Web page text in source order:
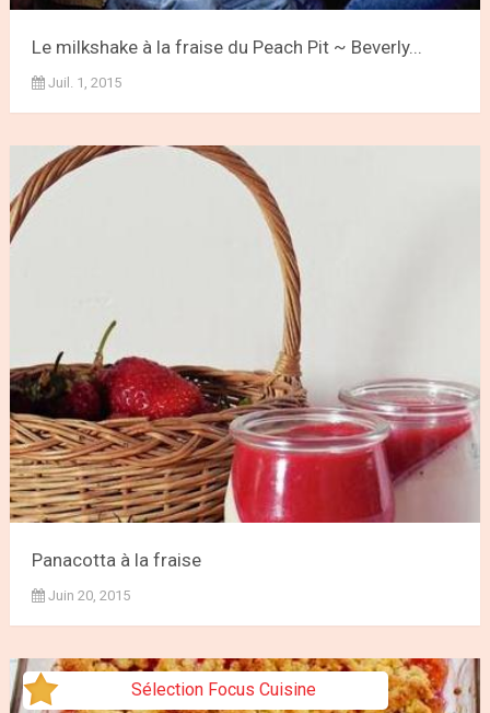
Le milkshake à la fraise du Peach Pit ~ Beverly...
Juil. 1, 2015
Panacotta à la fraise
Juin 20, 2015
Sélection Focus Cuisine